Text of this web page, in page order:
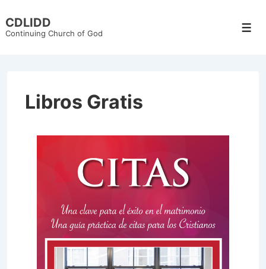
CDLIDD
Continuing Church of God
Libros Gratis